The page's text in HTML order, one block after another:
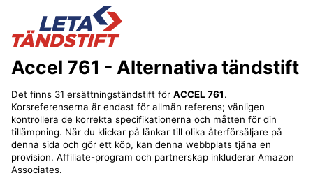
Accel 761 - Alternativa tändstift
Det finns 31 ersättningständstift för ACCEL 761.
Korsreferenserna är endast för allmän referens; vänligen
kontrollera de korrekta specifikationerna och måtten för din
tillämpning. När du klickar på länkar till olika återförsäljare på
denna sida och gör ett köp, kan denna webbplats tjäna en
provision. Affiliate-program och partnerskap inkluderar Amazon
Associates.